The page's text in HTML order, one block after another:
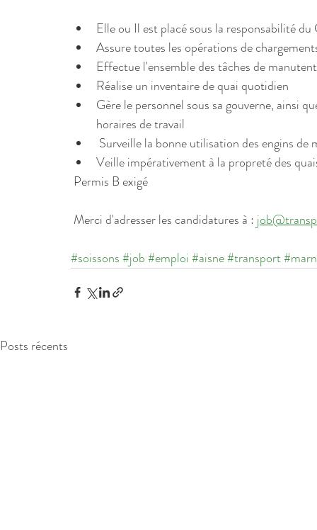
Elle ou Il est placé sous la responsabilité
Assure toutes les opérations de
Effectue l'ensemble des tâches de
Réalise un inventaire de quai quotidien
Gère le personnel sous sa gouverne, ainsi
horaires de travail
Surveille la bonne utilisation des engins
Veille impérativement à la propreté des
Permis B exigé
Merci d'adresser les candidatures à :
#soissons#job#emploi#aisne#transport
Posts récents